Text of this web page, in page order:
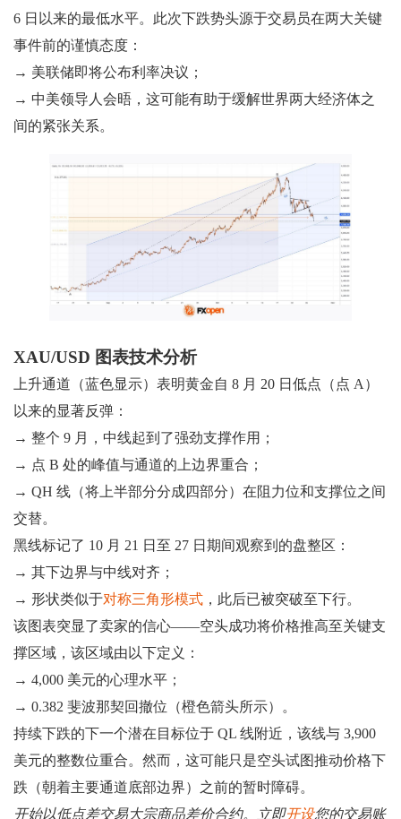
6 日以来的最低水平。此次下跌势头源于交易员在两大关键
事件前的谨慎态度：
→ 美联储即将公布利率决议；
→ 中美领导人会晤，这可能有助于缓解世界两大经济体之
间的紧张关系。
XAU/USD 图表技术分析
上升通道（蓝色显示）表明黄金自 8 月 20 日低点（点 A）
以来的显著反弹：
→ 整个 9 月，中线起到了强劲支撑作用；
→ 点 B 处的峰值与通道的上边界重合；
→ QH 线（将上半部分分成四部分）在阻力位和支撑位之间
交替。
黑线标记了 10 月 21 日至 27 日期间观察到的盘整区：
→ 其下边界与中线对齐；
→ 形状类似于对称三角形模式 ，此后已被突破至下行。
该图表突显了卖家的信心——空头成功将价格推高至关键支
撑区域，该区域由以下定义：
→ 4,000 美元的心理水平；
→ 0.382 斐波那契回撤位（橙色箭头所示）。
持续下跌的下一个潜在目标位于 QL 线附近，该线与 3,900
美元的整数位重合。然而，这可能只是空头试图推动价格下
跌（朝着主要通道底部边界）之前的暂时障碍。
开始以低点差交易大宗商品差价合约。立即开设您的交易账